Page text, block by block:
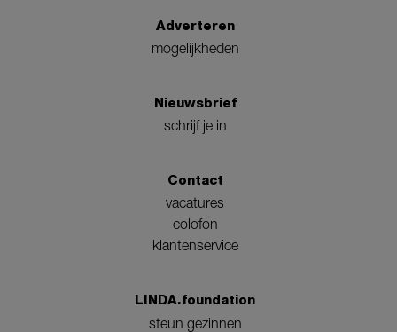
Adverteren
mogelijkheden
Nieuwsbrief
schrijf je in
Contact
vacatures
colofon
klantenservice
LINDA.foundation
steun gezinnen